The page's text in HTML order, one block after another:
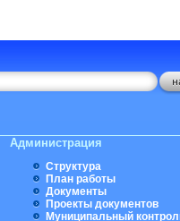
Администрация
Структура
План работы
Документы
Проекты документов
Муниципальный